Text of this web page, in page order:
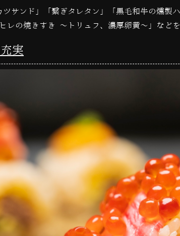
サンド」「繋ぎタレタン」「黒毛和牛の燻製
レの焼きすき ～トリュフ、濃厚卵黄～」などを
実